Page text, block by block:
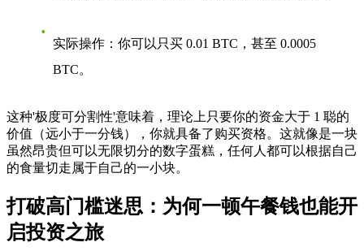
实际操作 ：你可以只买 0.01 BTC，甚至 0.0005
BTC。
这种'极度可分割性'意味着，理论上只要你的资金大于 1 聪的
价值（远小于一分钱），你就具备了购买资格。这就像是一块
虽然昂贵但可以无限切分的数字蛋糕，任何人都可以根据自己
的食量切走属于自己的一小块。
打破高门槛迷思：为何一顿午餐钱也能开
启投资之旅